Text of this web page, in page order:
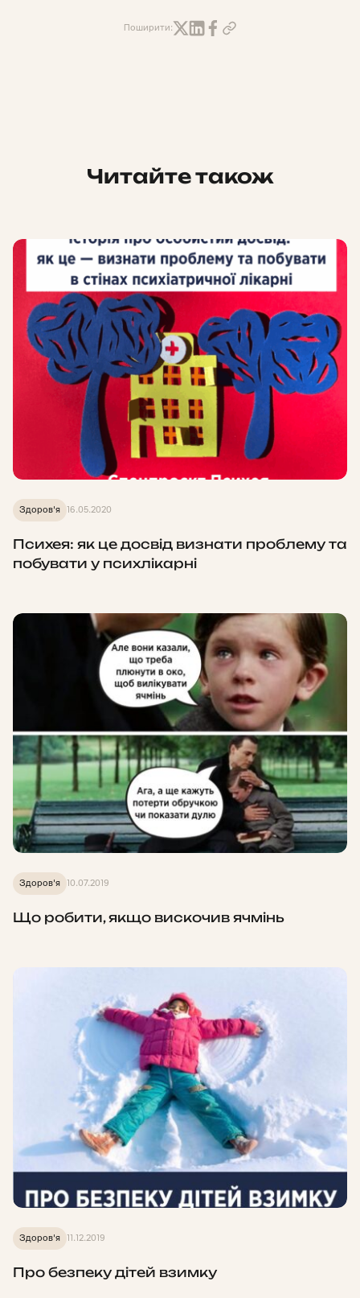
Поширити:
Читайте також
Здоров'я 16.05.2020
Психея: як це досвід визнати проблему та
побувати у психлікарні
Здоров'я 10.07.2019
Що робити, якщо вискочив ячмінь
Здоров'я 11.12.2019
Про безпеку дітей взимку